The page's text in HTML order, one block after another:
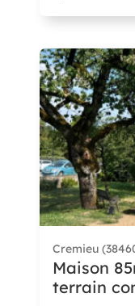
Cremieu
Maison
terrain